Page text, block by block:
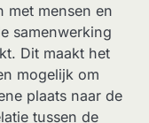
met mensen en
samenwerking
Dit maakt het
mogelijk om
plaats naar de
tussen de